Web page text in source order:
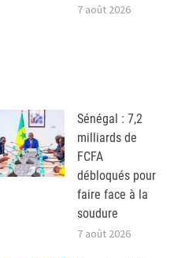
7 août 2026
Sénégal : 7,2
milliards de
FCFA
débloqués pour
faire face à la
soudure
7 août 2026